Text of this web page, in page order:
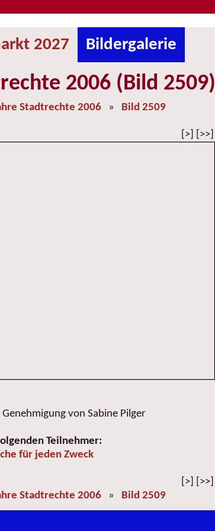
2027 Bildergalerie
2006 (Bild 2509)
Stadtrechte 2006 » Bild 2509
[>] [>>]
von Sabine Pilger
Teilnehmer:
für jeden Zweck
[>] [>>]
Stadtrechte 2006 » Bild 2509